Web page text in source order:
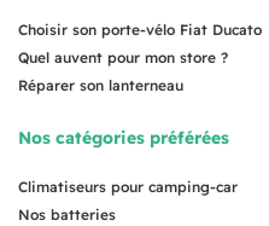
Choisir son porte-vélo Fiat Ducato
Quel auvent pour mon store ?
Réparer son lanterneau
Nos catégories préférées
Climatiseurs pour camping-car
Nos batteries